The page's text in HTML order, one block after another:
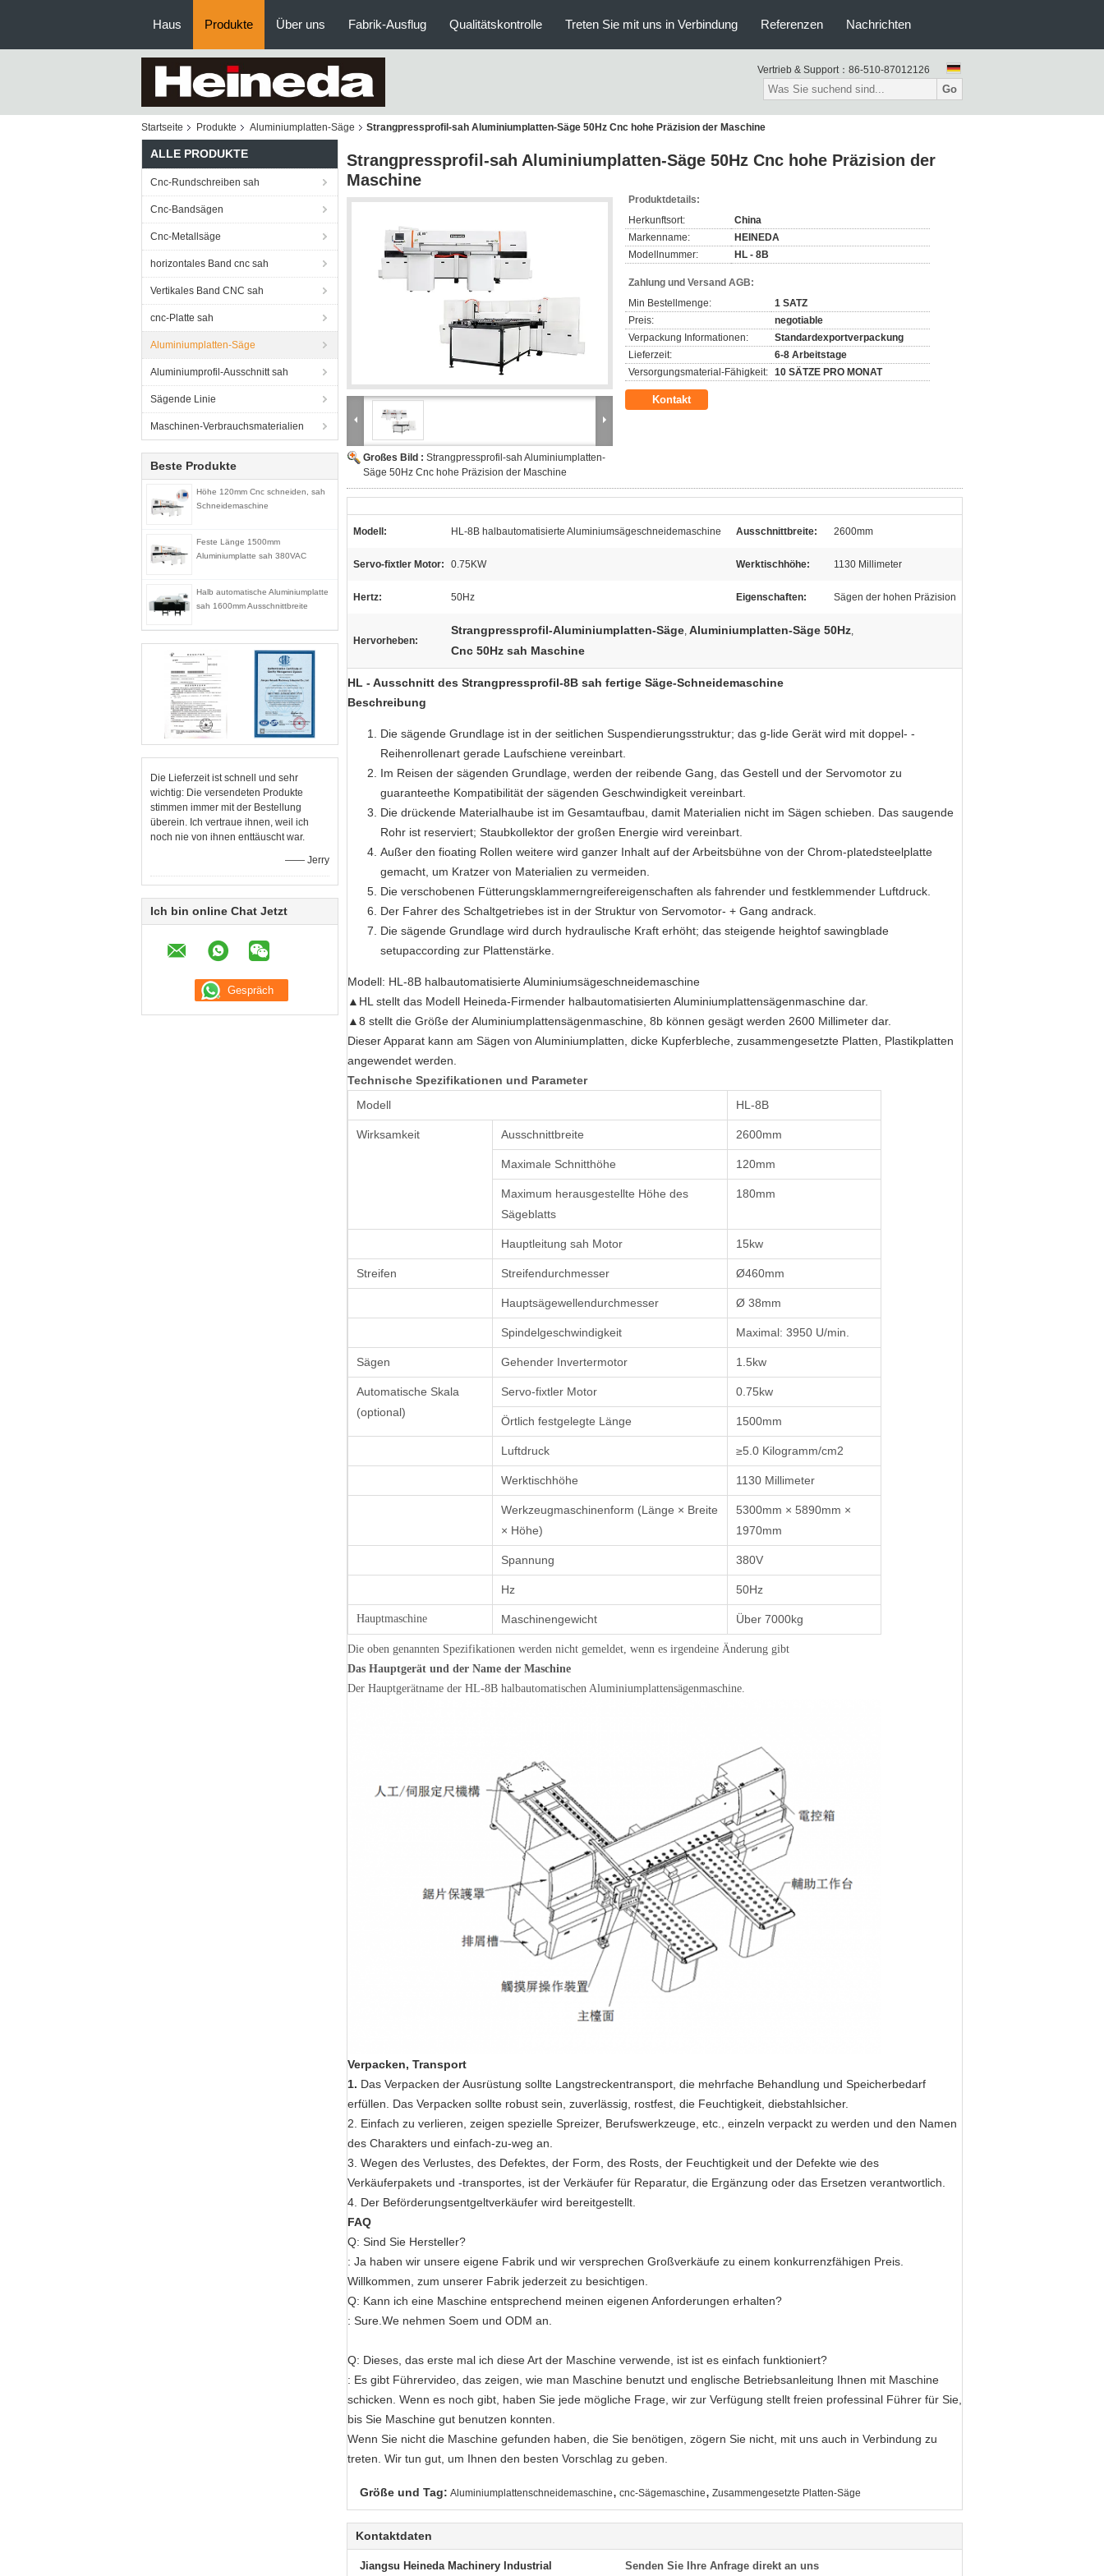
Haus Produkte Über uns Fabrik-Ausflug Qualitätskontrolle Treten Sie mit uns in Verbindung Referenzen Nachrichten
Vertrieb & Support： 86-510-87012126
Go
Startseite Produkte Aluminiumplatten-Säge Strangpressprofil-sah Aluminiumplatten-Säge 50Hz Cnc hohe Präzision der Maschine
ALLE PRODUKTE
Cnc-Rundschreiben sah
Cnc-Bandsägen
Cnc-Metallsäge
horizontales Band cnc sah
Vertikales Band CNC sah
cnc-Platte sah
Aluminiumplatten-Säge
Aluminiumprofil-Ausschnitt sah
Sägende Linie
Maschinen-Verbrauchsmaterialien
Beste Produkte
Höhe 120mm Cnc schneiden, sah
Schneidemaschine
Feste Länge 1500mm
Aluminiumplatte sah 380VAC
Halb automatische Aluminiumplatte
sah 1600mm Ausschnittbreite
Die Lieferzeit ist schnell und sehr
wichtig: Die versendeten Produkte
stimmen immer mit der Bestellung
überein. Ich vertraue ihnen, weil ich
noch nie von ihnen enttäuscht war.
—— Jerry
Ich bin online Chat Jetzt
Strangpressprofil-sah Aluminiumplatten-Säge 50Hz Cnc hohe Präzision der
Maschine
Großes Bild : Strangpressprofil-sah Aluminiumplatten-
Säge 50Hz Cnc hohe Präzision der Maschine
Produktdetails:
Herkunftsort:
China
Markenname:
HEINEDA
Modellnummer:
HL - 8B
Zahlung und Versand AGB:
Min Bestellmenge:
1 SATZ
Preis:
negotiable
Verpackung Informationen:
Standardexportverpackung
Lieferzeit:
6-8 Arbeitstage
Versorgungsmaterial-Fähigkeit: 10 SÄTZE PRO MONAT
Kontakt
Modell: HL-8B halbautomatisierte Aluminiumsägeschneidemaschine Ausschnittbreite: 2600mm
Servo-fixtler Motor: 0.75KW Werktischhöhe: 1130 Millimeter
Hertz: 50Hz Eigenschaften: Sägen der hohen Präzision
Hervorheben:
Strangpressprofil-Aluminiumplatten-Säge, Aluminiumplatten-Säge 50Hz,
Cnc 50Hz sah Maschine
HL - Ausschnitt des Strangpressprofil-8B sah fertige Säge-Schneidemaschine
Beschreibung
Die sägende Grundlage ist in der seitlichen Suspendierungsstruktur; das g-lide Gerät wird mit doppel- -
Reihenrollenart gerade Laufschiene vereinbart.
Im Reisen der sägenden Grundlage, werden der reibende Gang, das Gestell und der Servomotor zu
guaranteethe Kompatibilität der sägenden Geschwindigkeit vereinbart.
Die drückende Materialhaube ist im Gesamtaufbau, damit Materialien nicht im Sägen schieben. Das saugende
Rohr ist reserviert; Staubkollektor der großen Energie wird vereinbart.
Außer den fioating Rollen weitere wird ganzer Inhalt auf der Arbeitsbühne von der Chrom-platedsteelplatte
gemacht, um Kratzer von Materialien zu vermeiden.
Die verschobenen Fütterungsklammerngreifereigenschaften als fahrender und festklemmender Luftdruck.
Der Fahrer des Schaltgetriebes ist in der Struktur von Servomotor- + Gang andrack.
Die sägende Grundlage wird durch hydraulische Kraft erhöht; das steigende heightof sawingblade
setupaccording zur Plattenstärke.
Modell: HL-8B halbautomatisierte Aluminiumsägeschneidemaschine
▲HL stellt das Modell Heineda-Firmender halbautomatisierten Aluminiumplattensägenmaschine dar.
▲8 stellt die Größe der Aluminiumplattensägenmaschine, 8b können gesägt werden 2600 Millimeter dar.
Dieser Apparat kann am Sägen von Aluminiumplatten, dicke Kupferbleche, zusammengesetzte Platten, Plastikplatten
angewendet werden.
Technische Spezifikationen und Parameter
Modell
HL-8B
Wirksamkeit Ausschnittbreite 2600mm
Maximale Schnitthöhe 120mm
Maximum herausgestellte Höhe des
Sägeblatts
180mm
Hauptleitung sah Motor 15kw
Streifen Streifendurchmesser Ø460mm
Hauptsägewellendurchmesser Ø 38mm
Spindelgeschwindigkeit Maximal: 3950 U/min.
Sägen Gehender Invertermotor 1.5kw
Automatische Skala
(optional)
Servo-fixtler Motor 0.75kw
Örtlich festgelegte Länge 1500mm
Luftdruck ≥5.0 Kilogramm/cm2
Werktischhöhe 1130 Millimeter
Werkzeugmaschinenform (Länge × Breite
× Höhe)
5300mm × 5890mm ×
1970mm
Spannung 380V
Hz 50Hz
Hauptmaschine Maschinengewicht Über 7000kg
Die oben genannten Spezifikationen werden nicht gemeldet, wenn es irgendeine Änderung gibt
Das Hauptgerät und der Name der Maschine
Der Hauptgerätname der HL-8B halbautomatischen Aluminiumplattensägenmaschine.
Verpacken, Transport
1. Das Verpacken der Ausrüstung sollte Langstreckentransport, die mehrfache Behandlung und Speicherbedarf
erfüllen. Das Verpacken sollte robust sein, zuverlässig, rostfest, die Feuchtigkeit, diebstahlsicher.
2. Einfach zu verlieren, zeigen spezielle Spreizer, Berufswerkzeuge, etc., einzeln verpackt zu werden und den Namen
des Charakters und einfach-zu-weg an.
3. Wegen des Verlustes, des Defektes, der Form, des Rosts, der Feuchtigkeit und der Defekte wie des
Verkäuferpakets und -transportes, ist der Verkäufer für Reparatur, die Ergänzung oder das Ersetzen verantwortlich.
4. Der Beförderungsentgeltverkäufer wird bereitgestellt.
FAQ
Q: Sind Sie Hersteller?
: Ja haben wir unsere eigene Fabrik und wir versprechen Großverkäufe zu einem konkurrenzfähigen Preis.
Willkommen, zum unserer Fabrik jederzeit zu besichtigen.
Q: Kann ich eine Maschine entsprechend meinen eigenen Anforderungen erhalten?
: Sure.We nehmen Soem und ODM an.
Q: Dieses, das erste mal ich diese Art der Maschine verwende, ist ist es einfach funktioniert?
: Es gibt Führervideo, das zeigen, wie man Maschine benutzt und englische Betriebsanleitung Ihnen mit Maschine
schicken. Wenn es noch gibt, haben Sie jede mögliche Frage, wir zur Verfügung stellt freien professinal Führer für Sie,
bis Sie Maschine gut benutzen konnten.
Wenn Sie nicht die Maschine gefunden haben, die Sie benötigen, zögern Sie nicht, mit uns auch in Verbindung zu
treten. Wir tun gut, um Ihnen den besten Vorschlag zu geben.
Größe und Tag: Aluminiumplattenschneidemaschine, cnc-Sägemaschine, Zusammengesetzte Platten-Säge
Kontaktdaten
Jiangsu Heineda Machinery Industrial
Senden Sie Ihre Anfrage direkt an uns